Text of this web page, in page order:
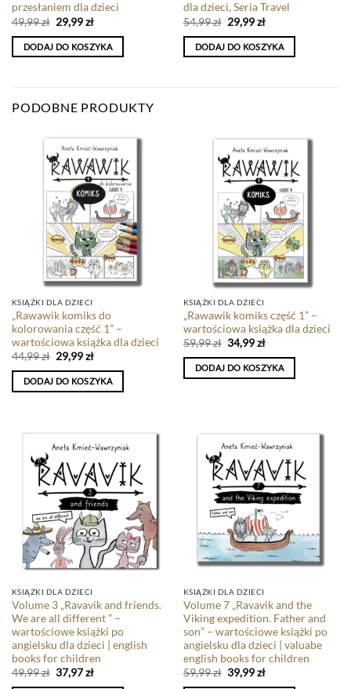
przesłaniem dla dzieci
49,99zł 29,99zł
DODAJ DO KOSZYKA
dla dzieci, Seria Travel
54,99zł 29,99zł
DODAJ DO KOSZYKA
PODOBNE PRODUKTY
KSIĄŻKI DLA DZIECI
„Rawawik komiks do
kolorowania część 1” –
wartościowa książka dla dzieci
44,99zł 29,99zł
DODAJ DO KOSZYKA
KSIĄŻKI DLA DZIECI
„Rawawik komiks część 1” –
wartościowa książka dla dzieci
59,99zł 34,99zł
DODAJ DO KOSZYKA
KSIĄŻKI DLA DZIECI
Volume 3 „Ravavik and friends.
We are all different ” –
wartościowe książki po
angielsku dla dzieci | english
books for children
49,99zł 37,97zł
KSIĄŻKI DLA DZIECI
Volume 7 „Ravavik and the
Viking expedition. Father and
son” – wartościowe książki po
angielsku dla dzieci | valuabe
english books for children
59,99zł 39,99zł